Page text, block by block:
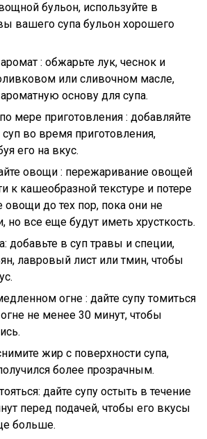
бульон, используйте в
вашего супа бульон хорошего
: обжарьте лук, чеснок и
или сливочном масле,
основу для супа.
мере приготовления : добавляйте
во время приготовления,
его на вкус.
овощи : пережаривание овощей
к кашеобразной текстуре и потере
овощи до тех пор, пока они не
но все еще будут иметь хрусткость.
добавьте в суп травы и специи,
лавровый лист или тмин, чтобы
огне : дайте супу томиться
не менее 30 минут, чтобы
жир с поверхности супа,
более прозрачным.
дайте супу остыть в течение
перед подачей, чтобы его вкусы
больше.